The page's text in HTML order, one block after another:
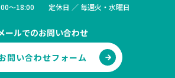
～18:00 定休日 ／ 毎週火・水曜日
ールでのお問い合わせ
問い合わせフォーム